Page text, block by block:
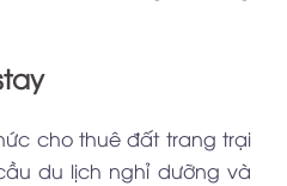
cho thuê đất trang trại
du lịch nghỉ dưỡng và